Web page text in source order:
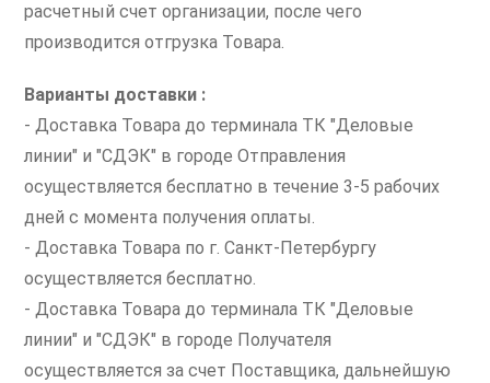
расчетный счет организации, после чего
производится отгрузка Товара.
Варианты доставки :
- Доставка Товара до терминала ТК "Деловые
линии" и "СДЭК" в городе Отправления
осуществляется бесплатно в течение 3-5 рабочих
дней с момента получения оплаты.
- Доставка Товара по г. Санкт-Петербургу
осуществляется бесплатно.
- Доставка Товара до терминала ТК "Деловые
линии" и "СДЭК" в городе Получателя
осуществляется за счет Поставщика, дальнейшую